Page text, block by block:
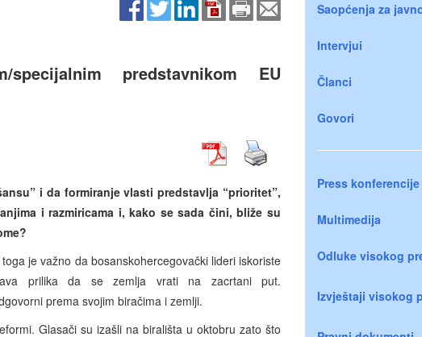
predstavnikom EU
i da formiranje vlasti predstavlja “prioritet”,
i razmiricama i, kako se sada čini, bliže su
je važno da bosanskohercegovački lideri iskoriste
prilika da se zemlja vrati na zacrtani put.
prema svojim biračima i zemlji.
Glasači su izašli na birališta u oktobru zato što
Saopćenja za
Intervjui
Članci
Govori
Press konferencije
Multimedija
Odluke visokog
Izvještaji visokog